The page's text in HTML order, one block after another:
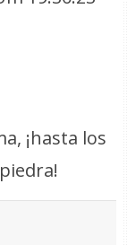
¡hasta los